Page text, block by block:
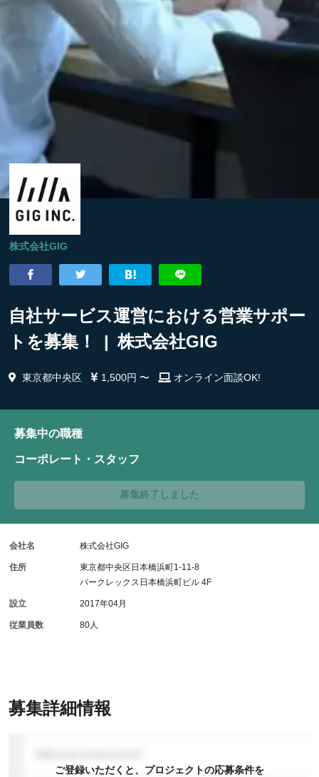
株式会社GIG
自社サービス運営における営業サポー
トを募集！ | 株式会社GIG
東京都中央区 1,500円 〜 オンライン面談OK!
募集詳細情報
ご登録いただくと、プロジェクトの応募条件を
募集中の職種
コーポレート・スタッフ
募集終了しました
会社名 株式会社GIG
住所
東京都中央区日本橋浜町1-11-8
パークレックス日本橋浜町ビル 4F
設立 2017年04月
従業員数 80人